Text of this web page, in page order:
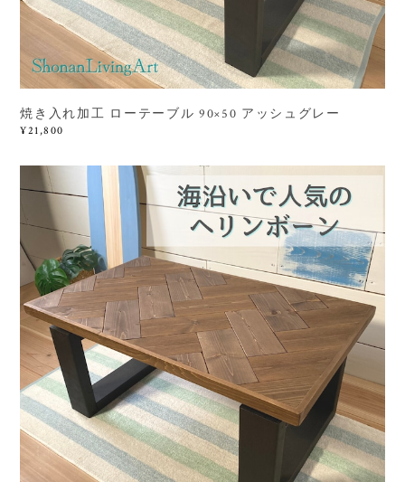
焼き入れ加工 ローテーブル 90×50 アッシュグレー
¥21,800